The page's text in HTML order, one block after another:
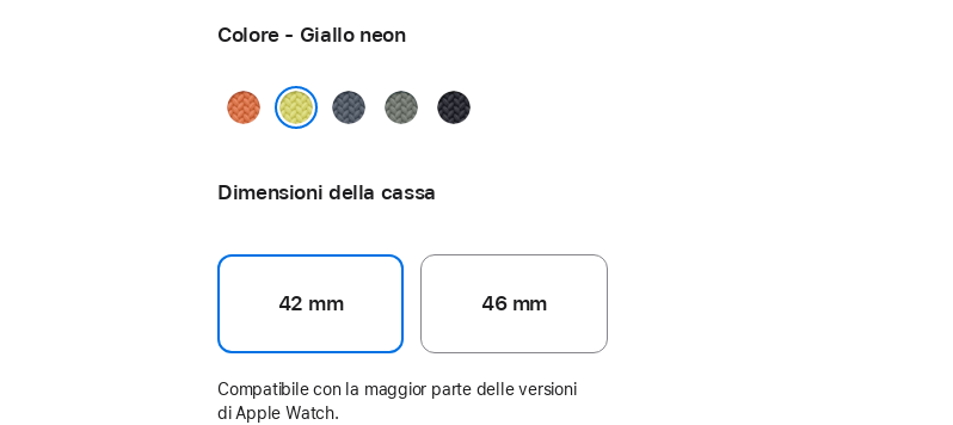
Colore - Giallo neon
Curcuma
Blu
GrigioverdeMezzanotte
Dimensioni della cassa
42 mm 46 mm
Compatibile con la maggior parte delle versioni
di Apple Watch.